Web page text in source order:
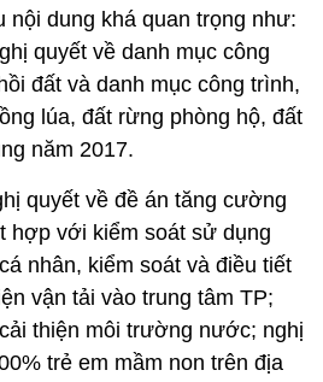
nội dung khá quan trọng như:
quyết về danh mục công
đất và danh mục công trình,
lúa, đất rừng phòng hộ, đất
năm 2017.
quyết về đề án tăng cường
hợp với kiểm soát sử dụng
nhân, kiểm soát và điều tiết
vận tải vào trung tâm TP;
thiện môi trường nước; nghị
trẻ em mầm non trên địa